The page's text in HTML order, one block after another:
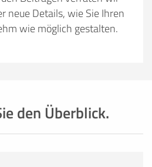
neue Details, wie Sie Ihren
wie möglich gestalten.
den Überblick.